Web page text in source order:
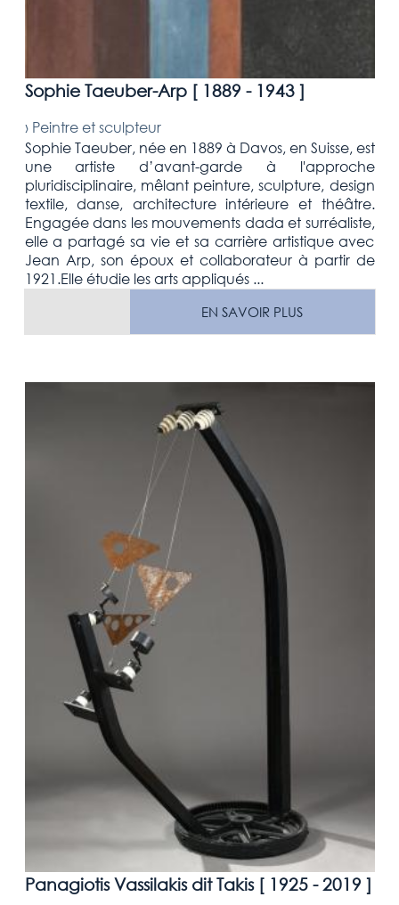
Sophie Taeuber-Arp [ 1889 - 1943]
› Peintre et sculpteur
Sophie Taeuber, née en 1889 à Davos, en Suisse, est
une artiste d’avant-garde à l'approche
pluridisciplinaire, mêlant peinture, sculpture, design
textile, danse, architecture intérieure et théâtre.
Engagée dans les mouvements dada et surréaliste,
elle a partagé sa vie et sa carrière artistique avec
Jean Arp, son époux et collaborateur à partir de
1921.Elle étudie les arts appliqués ...
EN SAVOIR PLUS
Panagiotis Vassilakis dit Takis [ 1925 - 2019 ]